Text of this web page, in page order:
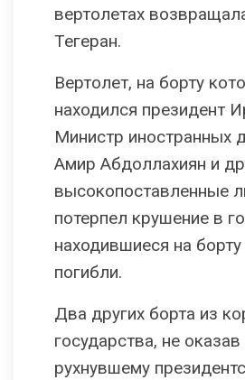
вертолетах
Тегеран.
Вертолет, на борту
находился президент
Министр иностранных
Амир Абдоллахиян и
высокопоставленные
потерпел крушение в
находившиеся на
погибли.
Два других борта из
государства, не
рухнувшему